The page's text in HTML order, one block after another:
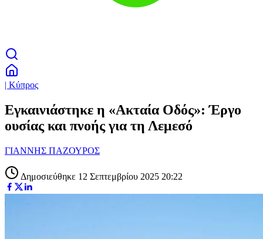
| Κύπρος
Εγκαινιάστηκε η «Ακταία Οδός»: Έργο
ουσίας και πνοής για τη Λεμεσό
ΓΙΑΝΝΗΣ ΠΑΖΟΥΡΟΣ
Δημοσιεύθηκε 12 Σεπτεμβρίου 2025 20:22